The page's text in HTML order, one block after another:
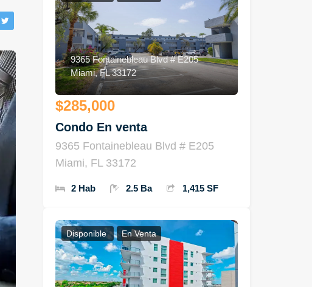
9365 Fontainebleau Blvd # E205
Miami, FL 33172
$285,000
Condo En venta
9365 Fontainebleau Blvd # E205
Miami, FL 33172
2 Hab 2.5 Ba 1,415 SF
Disponible En Venta